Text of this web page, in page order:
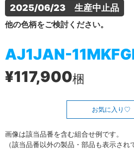
2025/06/23　生産中止品
他の色柄をご検討ください。
AJ1JAN-
¥117,900梱
お気に入り
画像は該当品番を含む組合せ例です。
（該当品番以外の製品・部品も表示され